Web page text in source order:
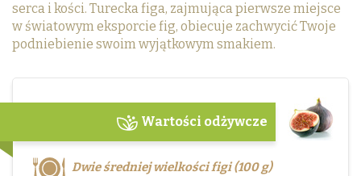
serca i kości. Turecka figa, zajmująca pierwsze miejsce
w światowym eksporcie fig, obiecuje zachwycić Twoje
podniebienie swoim wyjątkowym smakiem.
Wartości odżywcze
Dwie średniej wielkości figi (100 g)